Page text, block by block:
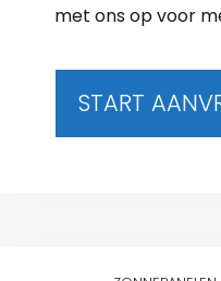
met ons op voor
START